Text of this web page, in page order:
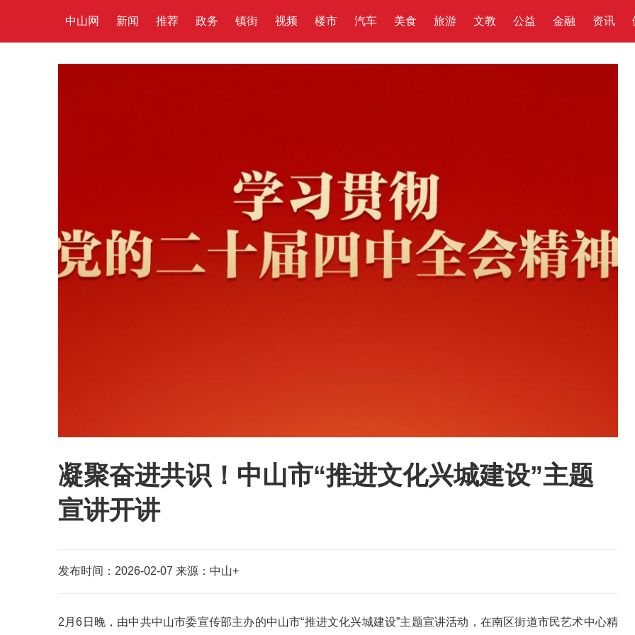
中山网 新闻 推荐 政务 镇街 视频 楼市 汽车 美食 旅游 文教 公益 金融 资讯
凝聚奋进共识！中山市“推进文化兴城建设”主题
宣讲开讲
发布时间：2026-02-07 来源：中山+
2月6日晚，由中共中山市委宣传部主办的中山市“推进文化兴城建设”主题宣讲活动，在南区街道市民艺术中心精